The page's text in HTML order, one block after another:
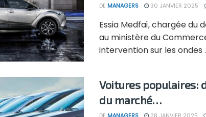
DE MANAGERS 30 JANVIER 2025
Essia Medfaï, chargée du
au ministère du
intervention sur les ondes
Voitures populaires:
du marché…
DE MANAGERS 28 JANVIER 2025